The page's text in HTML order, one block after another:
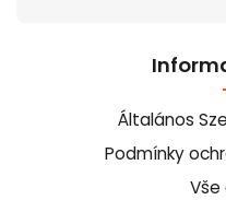
Általános
Podmínky
Vše